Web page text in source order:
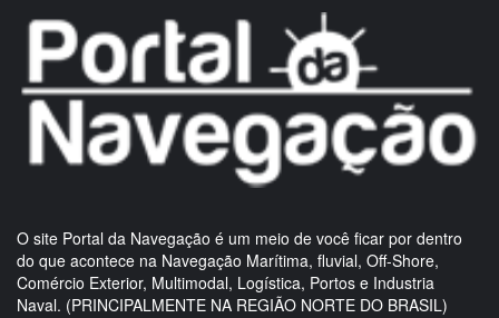
O site Portal da Navegação é um meio de você ficar por dentro
do que acontece na Navegação Marítima, fluvial, Off-Shore,
Comércio Exterior, Multimodal, Logística, Portos e Industria
Naval. (PRINCIPALMENTE NA REGIÃO NORTE DO BRASIL)